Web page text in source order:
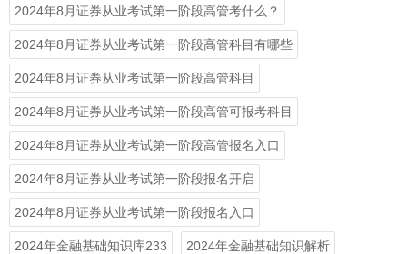
2024年8月证券从业考试第一阶段高管考什么？
2024年8月证券从业考试第一阶段高管科目有哪些
2024年8月证券从业考试第一阶段高管科目
2024年8月证券从业考试第一阶段高管可报考科目
2024年8月证券从业考试第一阶段高管报名入口
2024年8月证券从业考试第一阶段报名开启
2024年8月证券从业考试第一阶段报名入口
2024年金融基础知识库233 2024年金融基础知识解析